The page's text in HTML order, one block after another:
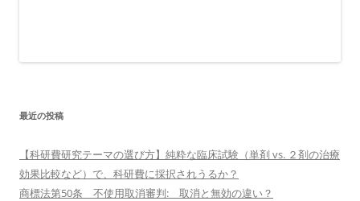
最近の投稿
【科研費研究テーマの選び方】純粋な臨床試験（単剤 vs. ２剤の治療
効果比較など）で、科研費に採択されうるか？
商標法第50条 不使用取消審判: 取消と無効の違い？